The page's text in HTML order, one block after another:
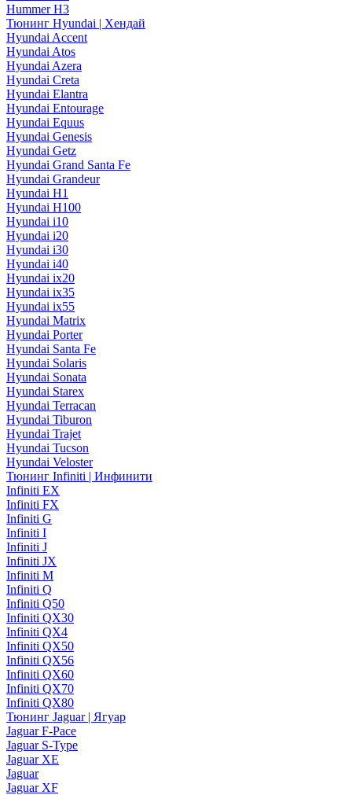
Hummer H3
Тюнинг Hyundai | Хендай
Hyundai Accent
Hyundai Atos
Hyundai Azera
Hyundai Creta
Hyundai Elantra
Hyundai Entourage
Hyundai Equus
Hyundai Genesis
Hyundai Getz
Hyundai Grand Santa Fe
Hyundai Grandeur
Hyundai H1
Hyundai H100
Hyundai i10
Hyundai i20
Hyundai i30
Hyundai i40
Hyundai ix20
Hyundai ix35
Hyundai ix55
Hyundai Matrix
Hyundai Porter
Hyundai Santa Fe
Hyundai Solaris
Hyundai Sonata
Hyundai Starex
Hyundai Terracan
Hyundai Tiburon
Hyundai Trajet
Hyundai Tucson
Hyundai Veloster
Тюнинг Infiniti | Инфинити
Infiniti EX
Infiniti FX
Infiniti G
Infiniti I
Infiniti J
Infiniti JX
Infiniti M
Infiniti Q
Infiniti Q50
Infiniti QX30
Infiniti QX4
Infiniti QX50
Infiniti QX56
Infiniti QX60
Infiniti QX70
Infiniti QX80
Тюнинг Jaguar | Ягуар
Jaguar F-Pace
Jaguar S-Type
Jaguar XE
Jaguar
Jaguar XF